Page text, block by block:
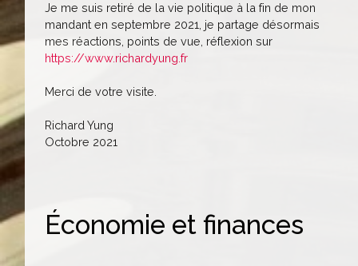
Je me suis retiré de la vie politique à la fin de mon
mandant en septembre 2021, je partage désormais
mes réactions, points de vue, réflexion sur
https://www.richardyung.fr
Merci de votre visite.
Richard Yung
Octobre 2021
Économie et finances